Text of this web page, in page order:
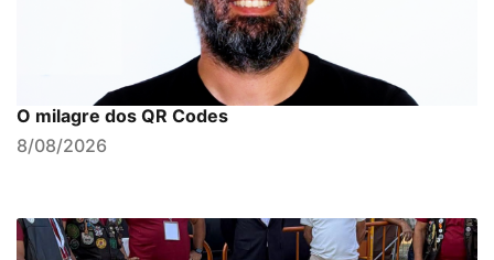
O milagre dos QR Codes
8/08/2026